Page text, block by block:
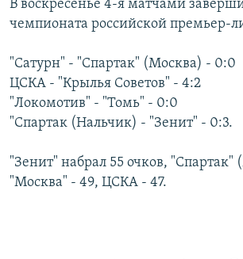
КАВКАЗ.РЕАЛИИ
СЕВЕР.РЕАЛИИ
СИБИРЬ.РЕАЛИИ
РАСПИСАНИЕ ВЕЩАНИЯ
ПОДПИШИТЕСЬ НА РАССЫЛКУ
СОЦИАЛЬНЫЕ СЕТИ
В воскресенье 4-я матчами
чемпионата российской премьер-
"Сатурн" - "Спартак" (Москва) - 0:0
ЦСКА - "Крылья Советов" - 4:2
"Локомотив" - "Томь" - 0:0
"Спартак (Нальчик) - "Зенит" - 0:3.
"Зенит" набрал 55 очков, "Спартак"
"Москва" - 49, ЦСКА - 47.